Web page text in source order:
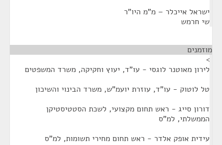
ישראל אייכלר – מ"מ היו"ר
שי חרמש
מוזמנים
>
לירון מאוטנר לוגסי - עו"ד, יעוץ וחקיקה, משרד המשפטים
טל לוטוק - עו"ד, עוזרת יועמ"ש, משרד הבינוי והשיכון
דורון סייג - ראש תחום מקצועי, לשכת הסטטיסטיקן
הממשלתי, למ"ס
עידית אופק אלדר - ראש תחום מחירי תשומות, למ"ס